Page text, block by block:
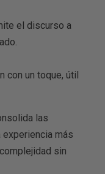
el discurso a
con un toque, útil
las
experiencia más
sin